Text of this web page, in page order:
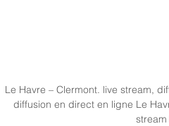
Le Havre – Clermont. live stream,
diffusion en direct en ligne Le